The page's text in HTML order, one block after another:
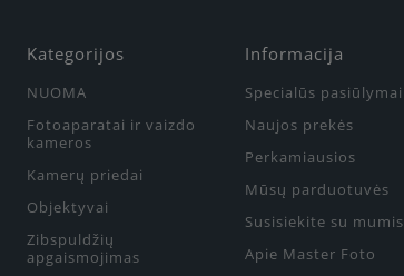
Kategorijos
NUOMA
Fotoaparatai ir vaizdo
kameros
Kamerų priedai
Objektyvai
Zibspuldžių
apgaismojimas
Informacija
Specialūs pasiūlymai
Naujos prekės
Perkamiausios
Mūsų parduotuvės
Susisiekite su mumis
Apie Master Foto